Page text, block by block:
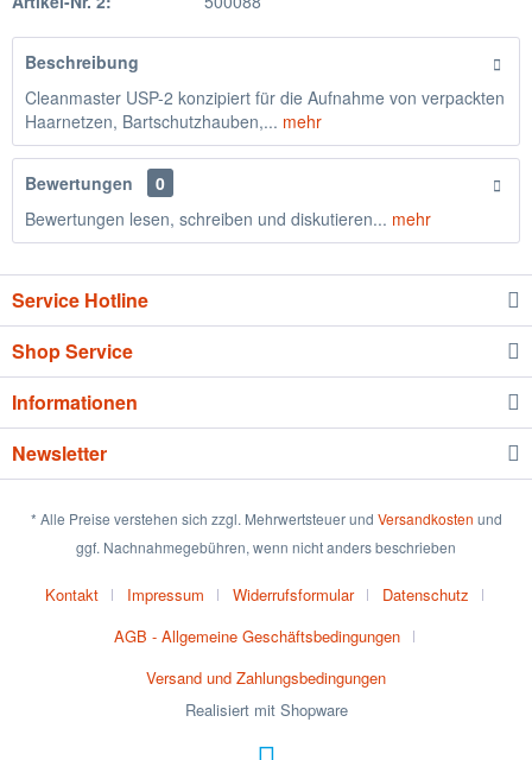
Beschreibung
Cleanmaster USP-2 konzipiert für die Aufnahme von verpackten
Haarnetzen, Bartschutzhauben,... mehr
Bewertungen
0
Bewertungen lesen, schreiben und diskutieren... mehr
Service Hotline
Shop Service
Informationen
Newsletter
* Alle Preise verstehen sich zzgl. Mehrwertsteuer und Versandkosten und
ggf. Nachnahmegebühren, wenn nicht anders beschrieben
Kontakt Impressum Widerrufsformular
Datenschutz
AGB - Allgemeine Geschäftsbedingungen
Versand und Zahlungsbedingungen
Realisiert mit Shopware